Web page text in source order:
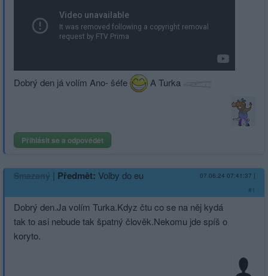
Dobrý den já volím Ano- šéfe A Turka
Přihlásit se a odpovědět
Smazaný | Předmět: Volby do eu 07.06.24 07:41:37 |
#1
Dobrý den.Ja volím Turka.Kdyz čtu co se na něj kydá
tak to asi nebude tak špatný člověk.Nekomu jde spíš o
koryto.